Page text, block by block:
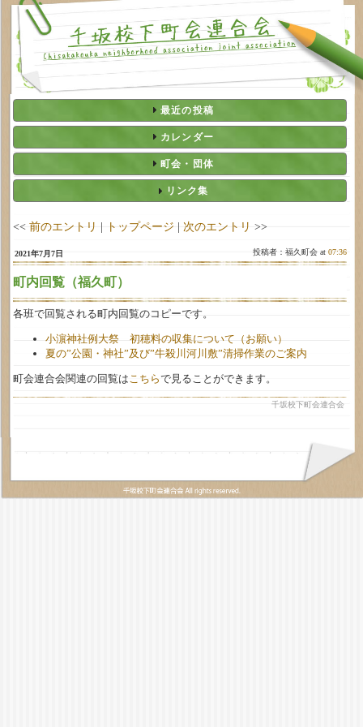
最近の投稿
カレンダー
町会・団体
リンク集
<< 前のエントリ | トップページ | 次のエントリ >>
2021年7月7日 投稿者：福久町会 at07:36
町内回覧（福久町）
各班で回覧される町内回覧のコピーです。
小濵神社例大祭 初穂料の収集について（お願い）
夏の”公園・神社”及び”牛殺川河川敷”清掃作業のご案内
町会連合会関連の回覧はこちらで見ることができます。
千坂校下町会連合会